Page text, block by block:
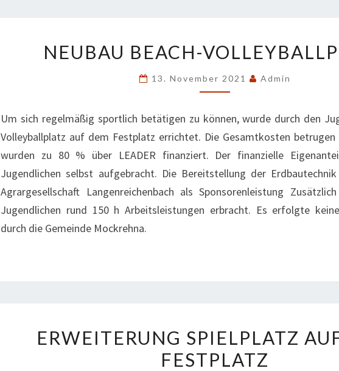
BEACH-
VOLLEYBALLPLATZ
NEUBAU BEACH-
13. November 2021 Admin
Um sich regelmäßig sportlich betätigen zu können, wurde durch den
Volleyballplatz auf dem Festplatz errichtet. Die Gesamtkosten betrugen
wurden zu 80 % über LEADER finanziert. Der finanzielle
Jugendlichen selbst aufgebracht. Die Bereitstellung der
Agrargesellschaft Langenreichenbach als Sponsorenleistung
Jugendlichen rund 150 h Arbeitsleistungen erbracht. Es erfolgte
durch die Gemeinde Mockrehna.
SPIELPLATZ
AUF
ERWEITERUNG SPIELPLATZ
FESTPLATZ